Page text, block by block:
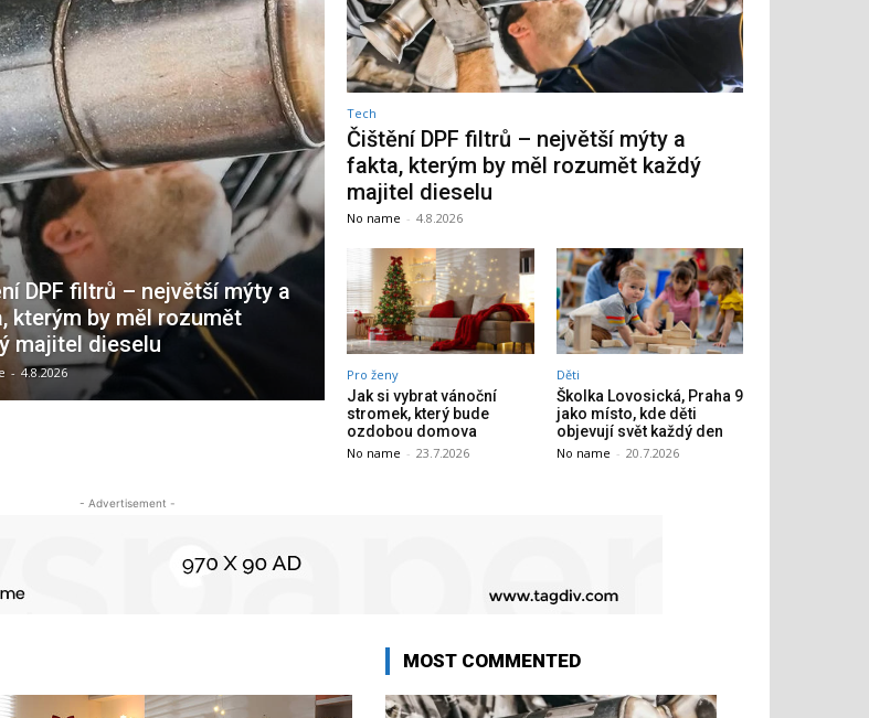
DPF filtrů – největší mýty a
kterým by měl rozumět
majitel dieselu
- 4.8.2026
Tech
Čištění DPF filtrů – největší mýty a
fakta, kterým by měl rozumět každý
majitel dieselu
No name - 4.8.2026
Pro ženy
Jak si vybrat vánoční
stromek, který bude
ozdobou domova
No name - 23.7.2026
Děti
Školka Lovosická, Praha 9
jako místo, kde děti
objevují svět každý den
No name - 20.7.2026
- Advertisement -
MOST COMMENTED